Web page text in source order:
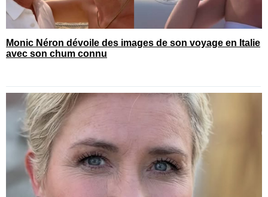
Monic Néron dévoile des images de son voyage en Italie
avec son chum connu